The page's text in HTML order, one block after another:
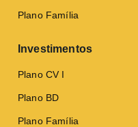
Plano Família
Investimentos
Plano CV I
Plano BD
Plano Família